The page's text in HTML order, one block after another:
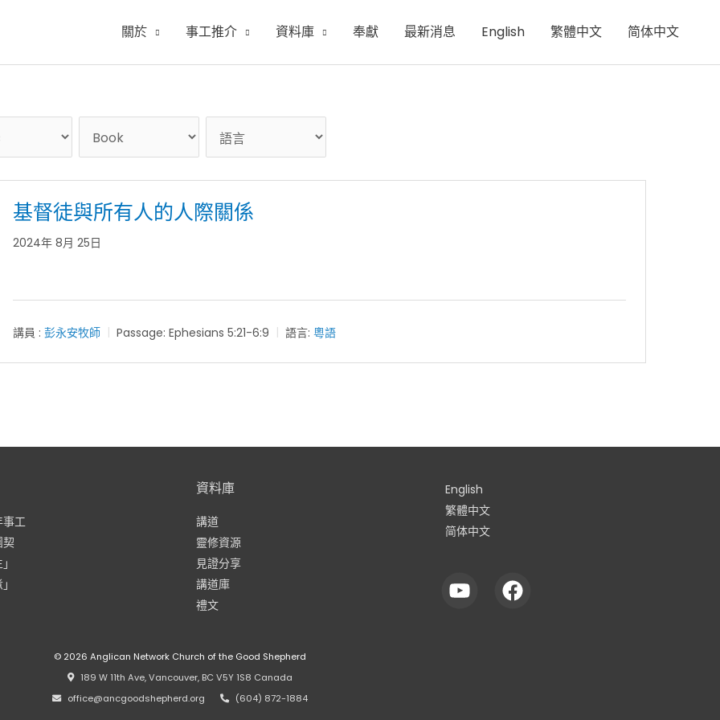
關於 事工推介 資料庫 奉獻 最新消息 English 繁體中文 简体中文
基督徒與所有人的人際關係
2024年 8月 25日
講員 : 彭永安牧師 Passage: Ephesians 5:21-6:9 語言: 粵語
事工
契
資料庫
講道
靈修資源
見證分享
講道庫
禮文
English
繁體中文
简体中文
© 2026 Anglican Network Church of the Good Shepherd
⠀189 W 11th Ave, Vancouver, BC V5Y 1S8 Canada
⠀office@ancgoodshepherd.org
⠀(604) 872-1884